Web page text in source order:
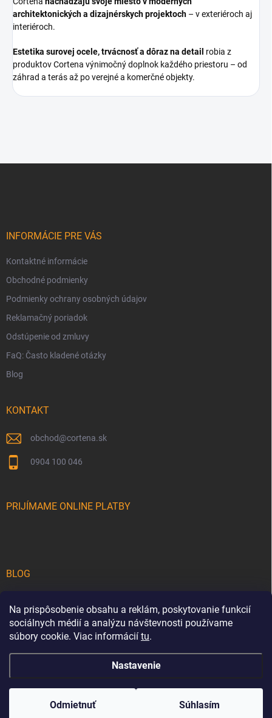
Na prispôsobenie obsahu a reklám, poskytovanie funkcií
sociálnych médií a analýzu návštevnosti používame
súbory cookie. Viac informácií tu.
Nastavenie
Odmietnuť Súhlasím
architektonických a dizajnérskych projektoch – v exteriéroch aj
interiéroch.
Estetika surovej ocele, trvácnosť a dôraz na detail robia z
produktov Cortena výnimočný doplnok každého priestoru – od
záhrad a terás až po verejné a komerčné objekty.
INFORMÁCIE PRE VÁS
Kontaktné informácie
Obchodné podmienky
Podmienky ochrany osobných údajov
Reklamačný poriadok
Odstúpenie od zmluvy
FaQ: Často kladené otázky
Blog
KONTAKT
obchod@cortena.sk
0904 100 046
PRIJÍMAME ONLINE PLATBY
BLOG
luxusný drevený nábytok
5 tipov, ako premeniť vašu záhradu na luxusnú oázu pokoja a štýlu
Copyright 2026cortena.sk. Všetky práva vyhradené.Upraviť nastavenie